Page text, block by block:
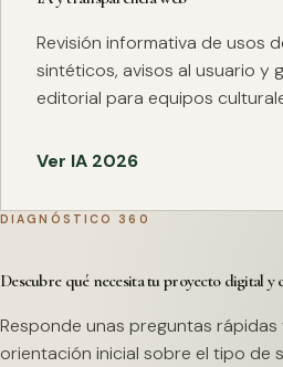
Revisión informativa de usos
sintéticos, avisos al usuario y
editorial para equipos
Ver IA 2026
DIAGNÓSTICO 360
Descubre qué necesita tu proyecto digital y
Responde unas preguntas
orientación inicial sobre el tipo de